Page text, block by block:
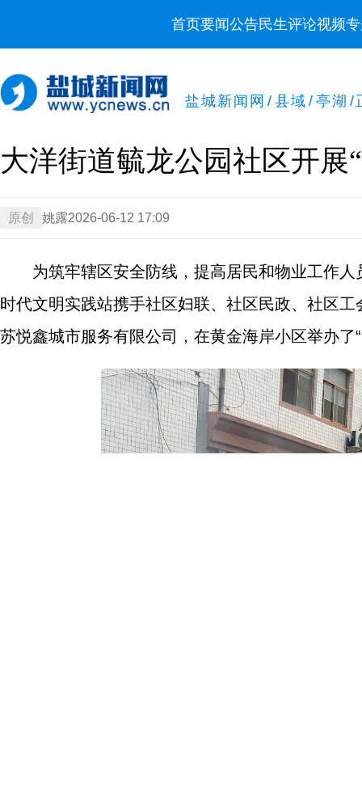
首页要闻公告民生评论视频
盐城新闻网 / 县域 / 亭湖 /
大洋街道毓龙公园社区开展
原创 姚露2026-06-12 17:09
为筑牢辖区安全防线，提高居民和物业工作
时代文明实践站携手社区妇联、社区民政、社区
苏悦鑫城市服务有限公司，在黄金海岸小区举办了